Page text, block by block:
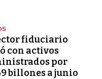
fiduciario
con activos
por
billones a junio